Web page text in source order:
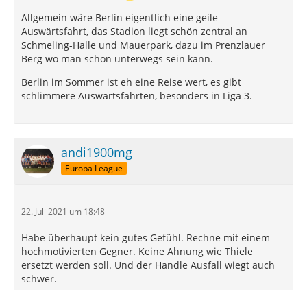
Allgemein wäre Berlin eigentlich eine geile
Auswärtsfahrt, das Stadion liegt schön zentral an
Schmeling-Halle und Mauerpark, dazu im Prenzlauer
Berg wo man schön unterwegs sein kann.
Berlin im Sommer ist eh eine Reise wert, es gibt
schlimmere Auswärtsfahrten, besonders in Liga 3.
andi1900mg
Europa League
22. Juli 2021 um 18:48
Habe überhaupt kein gutes Gefühl. Rechne mit einem
hochmotivierten Gegner. Keine Ahnung wie Thiele
ersetzt werden soll. Und der Handle Ausfall wiegt auch
schwer.